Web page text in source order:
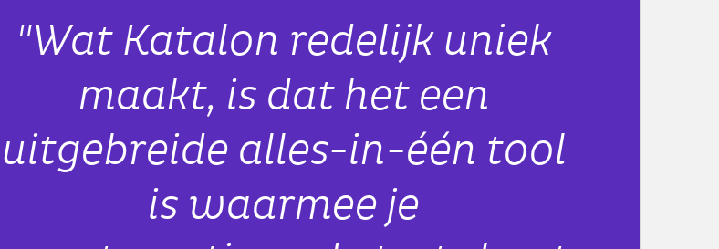
"Wat Katalon redelijk uniek
maakt, is dat het een
uitgebreide alles-in-één tool
is waarmee je